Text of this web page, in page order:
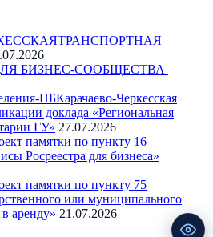
БИЗНЕС-СООБЩЕСТВА
НБКарачаево-Черкесская
доклада «Региональная
ГУ» 27.07.2026
памятки по пункту 16
Росреестра для бизнеса»
памятки по пункту 75
или муниципального
аренду» 21.07.2026